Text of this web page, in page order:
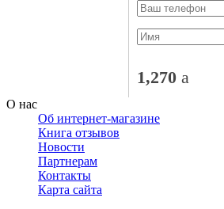
1,270 a
О нас
Об интернет-магазине
Книга отзывов
Новости
Партнерам
Контакты
Карта сайта